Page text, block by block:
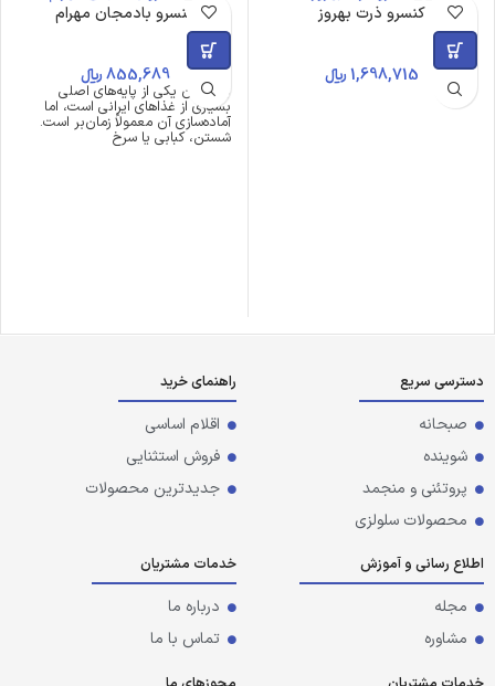
کنسرو ذرت بهروز
1,698,715﷼
کنسرو بادمجان مهرام
855,689﷼
بادمجان یکی از پایه‌های اصلی
بسیاری از غذاهای ایرانی است، اما
آماده‌سازی آن معمولاً زمان‌بر است.
شستن، کبابی یا سرخ
دسترسی سریع
صبحانه
شوینده
پروتئنی و منجمد
محصولات سلولزی
راهنمای خرید
اقلام اساسی
فروش استثنایی
جدیدترین محصولات
اطلاع رسانی و آموزش
مجله
مشاوره
خدمات مشتریان
درباره ما
تماس با ما